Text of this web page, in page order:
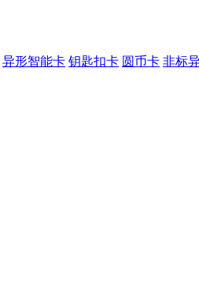
异形智能卡 钥匙扣卡 圆币卡 非标